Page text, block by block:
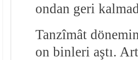
ondan geri
Tanzîmât
on binleri aştı.